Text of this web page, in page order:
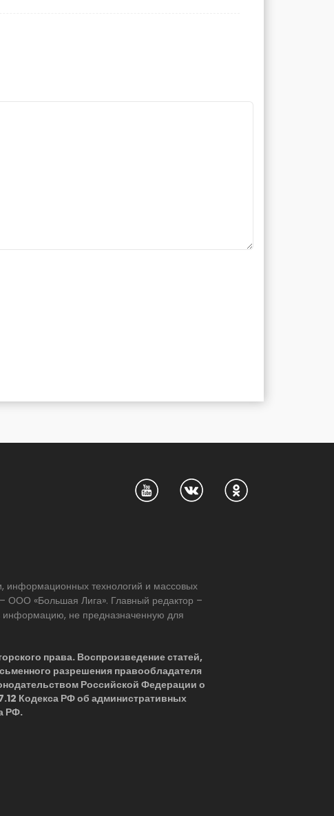
информационных технологий и массовых
«Большая Лига». Главный редактор –
информацию, не предназначенную для
права. Воспроизведение статей,
разрешения правообладателя
Российской Федерации о
Кодекса РФ об административных
РФ.